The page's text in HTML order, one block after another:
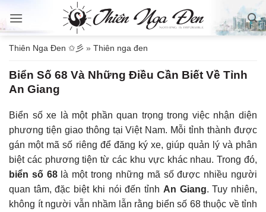
qua
dungThiên Nga Đen ✩彡 » Thiên nga đen
Biển Số 68 Và Những Điều Cần Biết Về Tỉnh
An Giang
Biển số xe là một phần quan trọng trong việc nhận diện
phương tiện giao thông tại Việt Nam. Mỗi tỉnh thành được
gán một mã số riêng để đăng ký xe, giúp quản lý và phân
biệt các phương tiện từ các khu vực khác nhau. Trong đó,
biển số 68là một trong những mã số được nhiều người
quan tâm, đặc biệt khi nói đến tỉnh An Giang. Tuy nhiên,
không ít người vẫn nhầm lẫn rằng biển số 68 thuộc về tỉnh